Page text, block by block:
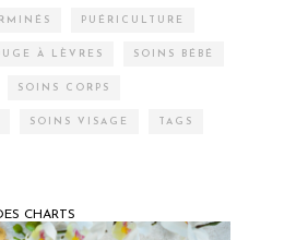
PUÉRICULTURE
À LÈVRES SOINS BÉBÉ
SOINS CORPS
SOINS VISAGE TAGS
CHARTS